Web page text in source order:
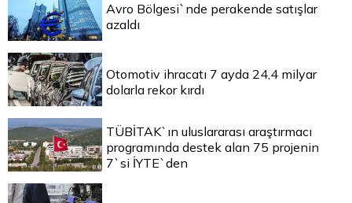
Avro Bölgesi`nde perakende satışlar
azaldı
Otomotiv ihracatı 7 ayda 24,4 milyar
dolarla rekor kırdı
TÜBİTAK`ın uluslararası araştırmacı
programında destek alan 75 projenin
7`si İYTE`den